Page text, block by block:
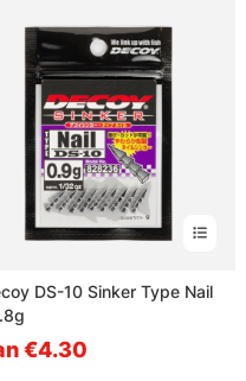
DS-10 Sinker Type Nail
€4.30